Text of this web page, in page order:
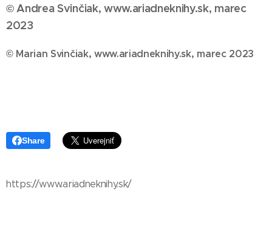
© Andrea Svinčiak, www.ariadneknihy.sk, marec
2023
© Marian Svinčiak, www.ariadneknihy.sk, marec 2023
Share
https://www.ariadneknihy.sk/